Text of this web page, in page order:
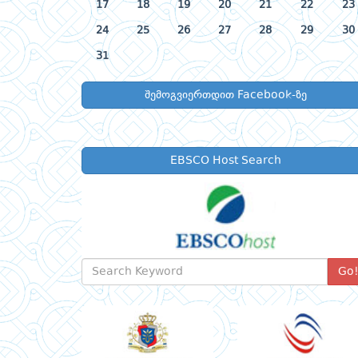
17 18 19 20 21 22 23
24 25 26 27 28 29 30
31
შემოგვიერთდით Facebook-ზე
EBSCO Host Search
Go!